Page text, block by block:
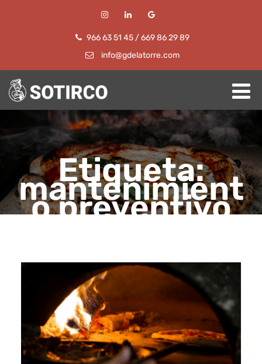
966 63 51 45 /669 86 29 89
info@gdelatorre.com
Etiqueta:
mantenimient
o preventivo